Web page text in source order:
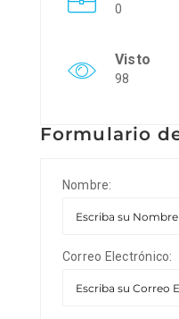
0
Visto
98
Formulario
Nombre:
Correo Electrónico: